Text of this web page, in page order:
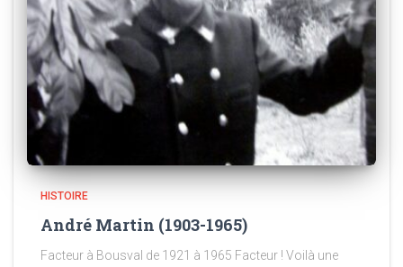
HISTOIRE
André Martin (1903-1965)
Facteur à Bousval de 1921 à 1965 Facteur ! Voilà une